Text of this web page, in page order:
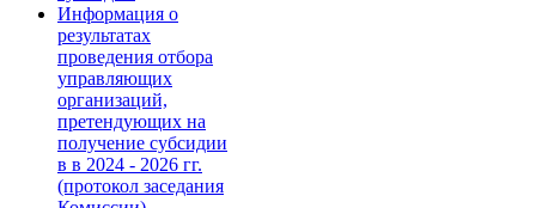
Информация о
результатах
проведения отбора
управляющих
организаций,
претендующих на
получение субсидии
в в 2024 - 2026 гг.
(протокол заседания